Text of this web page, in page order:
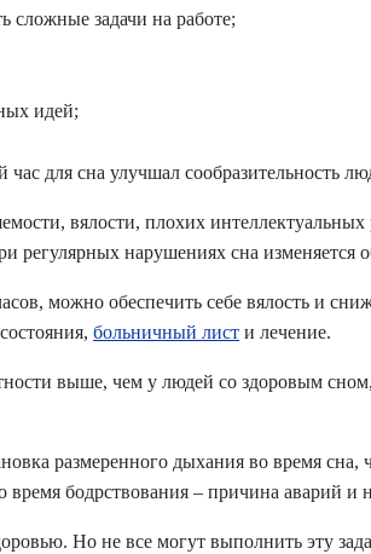
сложные задачи на работе;
идей;
для сна улучшал сообразительность
вялости, плохих
нарушениях сна изменяется
можно обеспечить себе вялость и
больничный лист и лечение.
выше, чем у людей со здоровым
размеренного дыхания во время
бодрствования – причина аварий и
Но не все могут выполнить эту